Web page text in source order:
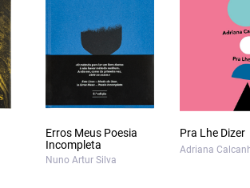
Erros Meus Poesia
Incompleta
Nuno Artur Silva
Pra Lhe Dizer
Adriana